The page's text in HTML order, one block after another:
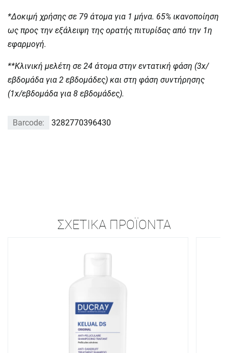
*Δοκιμή χρήσης σε 79 άτομα για 1 μήνα. 65% ικανοποίηση
ως προς την εξάλειψη της ορατής πιτυρίδας από την 1η
εφαρμογή.
**Κλινική μελέτη σε 24 άτομα στην εντατική φάση (3x/
εβδομάδα για 2 εβδομάδες) και στη φάση συντήρησης
(1x/εβδομάδα για 8 εβδομάδες).
Barcode: 3282770396430
ΣΧΕΤΙΚΆ ΠΡΟΪΌΝΤΑ